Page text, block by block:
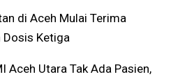
di Aceh Mulai Terima
Dosis Ketiga
Aceh Utara Tak Ada Pasien,